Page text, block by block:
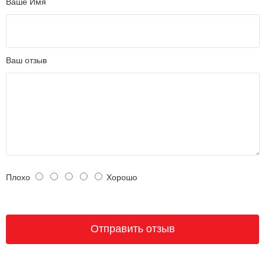
Ваш отзыв
Плохо Хорошо